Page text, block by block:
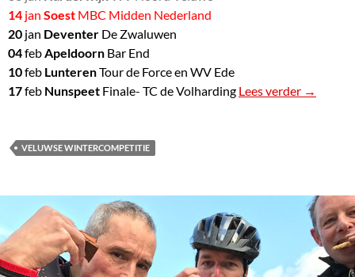
14 jan Soest MBC Midden Nederland
20 jan Deventer De Zwaluwen
04febApeldoorn Bar End
10feb LunterenTour de Force en WV Ede
17feb Nunspeet Finale- TC de Volharding Lees verder →
VELUWSE WINTERCOMPETITIE